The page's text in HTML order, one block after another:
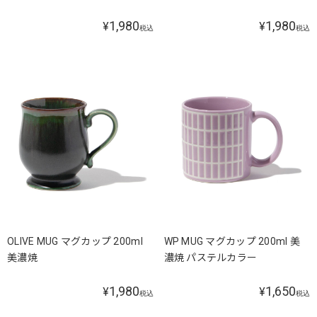
¥1,980税込 ¥1,980税込
OLIVE MUG マグカップ 200ml
美濃焼
¥1,980税込
WP MUG マグカップ 200ml 美
濃焼 パステルカラー
¥1,650税込